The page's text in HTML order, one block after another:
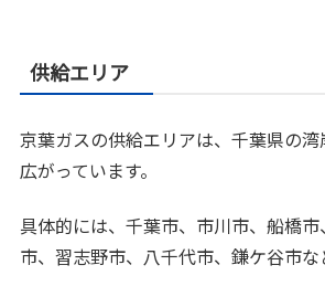
供給エリア
京葉ガスの供給エリアは、千葉県の
広がっています。
具体的には、千葉市、市川市、船橋
市、習志野市、八千代市、鎌ケ谷市な